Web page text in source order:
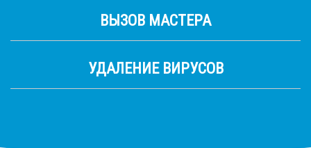
ВЫЗОВ МАСТЕРА
УДАЛЕНИЕ ВИРУСОВ